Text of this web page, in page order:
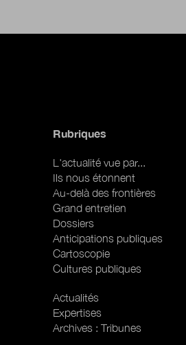
Rubriques
L'actualité vue par...
Ils nous étonnent
Au-delà des frontières
Grand entretien
Dossiers
Anticipations publiques
Cartoscopie
Cultures publiques
Rubriques (web)
Actualités
Expertises
Archives : Tribunes